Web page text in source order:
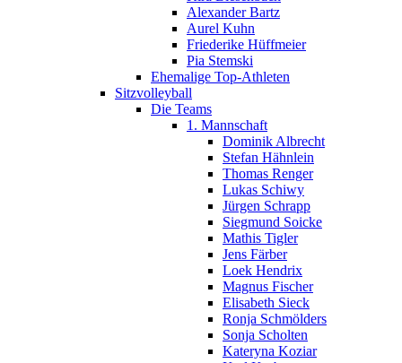
Alexander Bartz
Aurel Kuhn
Friederike Hüffmeier
Pia Stemski
Ehemalige Top-Athleten
Sitzvolleyball
Die Teams
1. Mannschaft
Dominik Albrecht
Stefan Hähnlein
Thomas Renger
Lukas Schiwy
Jürgen Schrapp
Siegmund Soicke
Mathis Tigler
Jens Färber
Loek Hendrix
Magnus Fischer
Elisabeth Sieck
Ronja Schmölders
Sonja Scholten
Kateryna Koziar